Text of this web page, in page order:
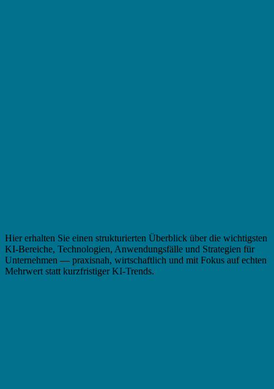
Hier erhalten Sie einen strukturierten Überblick über die wichtigsten
KI-Bereiche, Technologien, Anwendungsfälle und Strategien für
Unternehmen — praxisnah, wirtschaftlich und mit Fokus auf echten
Mehrwert statt kurzfristiger KI-Trends.